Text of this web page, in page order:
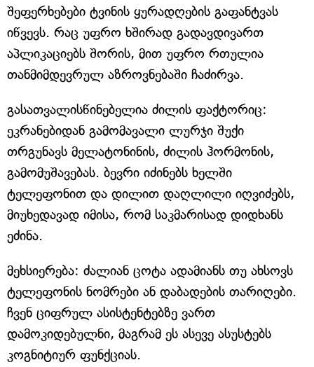
შეფერხებები ტვინის ყურადღების გაფანტვას
იწვევს. რაც უფრო ხშირად გადავდივართ
აპლიკაციებს შორის, მით უფრო რთულია
თანმიმდევრულ აზროვნებაში ჩაძირვა.
გასათვალისწინებელია ძილის ფაქტორიც:
ეკრანებიდან გამომავალი ლურჯი შუქი
თრგუნავს მელატონინის, ძილის ჰორმონის,
გამომუშავებას. ბევრი იძინებს ხელში
ტელეფონით და დილით დაღლილი იღვიძებს,
მიუხედავად იმისა, რომ საკმარისად დიდხანს
ეძინა.
მეხსიერება: ძალიან ცოტა ადამიანს თუ ახსოვს
ტელეფონის ნომრები ან დაბადების თარიღები.
ჩვენ ციფრულ ასისტენტებზე ვართ
დამოკიდებულნი, მაგრამ ეს ასევე ასუსტებს
კოგნიტიურ ფუნქციას.